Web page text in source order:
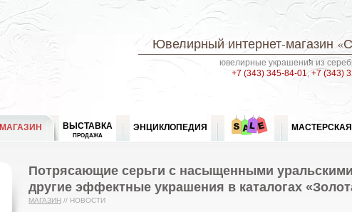
Ювелирный интернет-магазин
ювелирные украшения из
+7 (343) 345-84-01,+7 (343)
МАГАЗИН ВЫСТАВКА
ПРОДАЖА
ЭНЦИКЛОПЕДИЯ МАСТЕРСКАЯ
Потрясающие серьги с насыщенными
другие эффектные украшения в каталогах
МАГАЗИН // НОВОСТИ